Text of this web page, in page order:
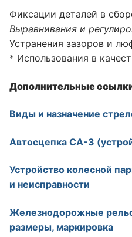
Фиксации деталей в
Выравнивания и
Устранения зазоров и
* Использования в
Дополнительные
Виды и назначение
Автосцепка СА-3
Устройство колесной
и неисправности
Железнодорожные
размеры, маркировка